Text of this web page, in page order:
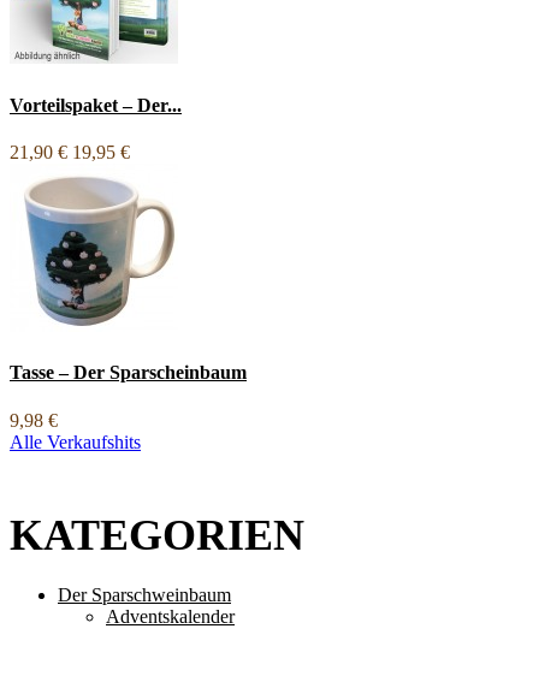
Vorteilspaket – Der...
21,90 € 19,95 €
Tasse – Der Sparscheinbaum
9,98 €
Alle Verkaufshits
KATEGORIEN
Der Sparschweinbaum
Adventskalender